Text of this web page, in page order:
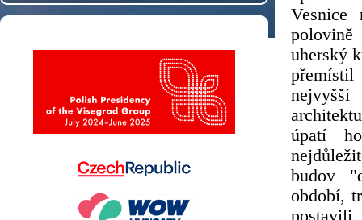
Vesnice
uherský
úpatí
budov
období,
postavili